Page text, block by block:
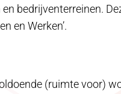
bedrijventerreinen.
en Werken’.
(ruimte voor)